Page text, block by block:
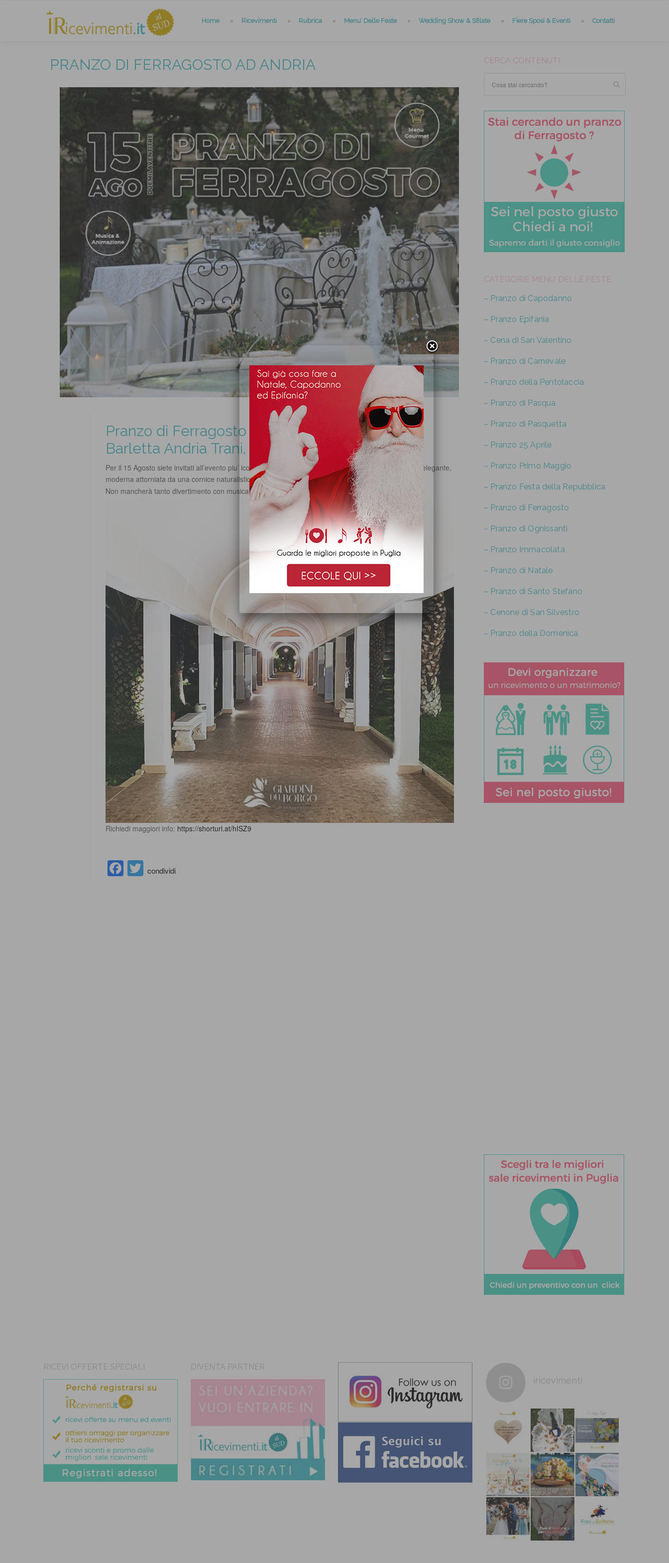
Home Ricevimenti Rubrica Menu’ Delle Feste Wedding Show & Sfilate Fiere Sposi & Eventi Contatti
PRANZO DI FERRAGOSTO AD ANDRIA
Pranzo di Ferragosto ad Andria in provincia di
Barletta Andria Trani, Puglia
Per il 15 Agosto siete invitati all’evento piu’ iconico dell’estate, il Pranzo di Ferragosto in una location elegante,
moderna attorniata da una cornice naturalistica di assoluta bellezza
Non mancherà tanto divertimento con musica e animazione
Richiedi maggiori info: https://shorturl.at/hISZ9
FacebookTwitter
condividi
CERCA CONTENUTI
CATEGORIE MENU’ DELLE FESTE
– Pranzo di Capodanno
– Pranzo Epifania
– Cena di San Valentino
– Pranzo di Carnevale
– Pranzo della Pentolaccia
– Pranzo di Pasqua
– Pranzo di Pasquetta
– Pranzo 25 Aprile
– Pranzo Primo Maggio
– Pranzo Festa della Repubblica
– Pranzo di Ferragosto
– Pranzo di Ognissanti
– Pranzo Immacolata
– Pranzo di Natale
– Pranzo di Santo Stefano
– Cenone di San Silvestro
– Pranzo della Domenica
RICEVI OFFERTE SPECIALI DIVENTA PARTNER
iricevimenti